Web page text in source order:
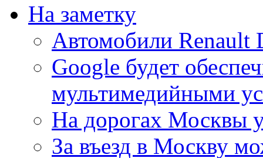
На заметку
Автомобили Renault
Google будет
мультимедийными
На дорогах Москвы
За въезд в Москву